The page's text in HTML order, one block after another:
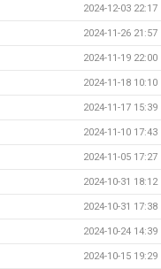
2024-12-03 22:17
2024-11-26 21:57
2024-11-19 22:00
2024-11-18 10:10
2024-11-17 15:39
2024-11-10 17:43
2024-11-05 17:27
2024-10-31 18:12
2024-10-31 17:38
2024-10-24 14:39
2024-10-15 19:29